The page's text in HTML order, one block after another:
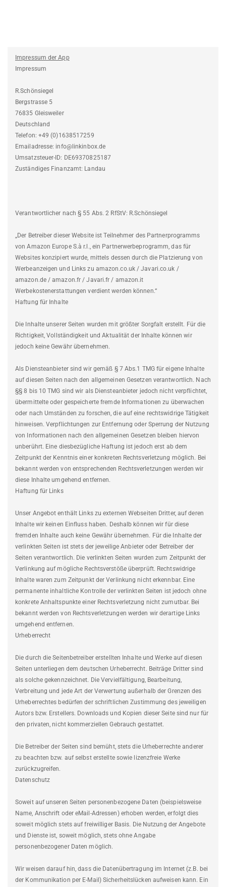
Impressum der App
Impressum
R.Schönsiegel
Bergstrasse 5
76835 Gleisweiler
Deutschland
Telefon: +49 (0)1638517259
Emailadresse: info@linkinbox.de
Umsatzsteuer-ID: DE69370825187
Zuständiges Finanzamt: Landau
Verantwortlicher nach § 55 Abs. 2 RfStV: R.Schönsiegel
„Der Betreiber dieser Website ist Teilnehmer des Partnerprogramms
von Amazon Europe S.à r.l., ein Partnerwerbeprogramm, das für
Websites konzipiert wurde, mittels dessen durch die Platzierung von
Werbeanzeigen und Links zu amazon.co.uk / Javari.co.uk /
amazon.de / amazon.fr / Javari.fr / amazon.it
Werbekostenerstattungen verdient werden können.“
Haftung für Inhalte
Die Inhalte unserer Seiten wurden mit größter Sorgfalt erstellt. Für die
Richtigkeit, Vollständigkeit und Aktualität der Inhalte können wir
jedoch keine Gewähr übernehmen.
Als Diensteanbieter sind wir gemäß § 7 Abs.1 TMG für eigene Inhalte
auf diesen Seiten nach den allgemeinen Gesetzen verantwortlich. Nach
§§ 8 bis 10 TMG sind wir als Diensteanbieter jedoch nicht verpflichtet,
übermittelte oder gespeicherte fremde Informationen zu überwachen
oder nach Umständen zu forschen, die auf eine rechtswidrige Tätigkeit
hinweisen. Verpflichtungen zur Entfernung oder Sperrung der Nutzung
von Informationen nach den allgemeinen Gesetzen bleiben hiervon
unberührt. Eine diesbezügliche Haftung ist jedoch erst ab dem
Zeitpunkt der Kenntnis einer konkreten Rechtsverletzung möglich. Bei
bekannt werden von entsprechenden Rechtsverletzungen werden wir
diese Inhalte umgehend entfernen.
Haftung für Links
Unser Angebot enthält Links zu externen Webseiten Dritter, auf deren
Inhalte wir keinen Einfluss haben. Deshalb können wir für diese
fremden Inhalte auch keine Gewähr übernehmen. Für die Inhalte der
verlinkten Seiten ist stets der jeweilige Anbieter oder Betreiber der
Seiten verantwortlich. Die verlinkten Seiten wurden zum Zeitpunkt der
Verlinkung auf mögliche Rechtsverstöße überprüft. Rechtswidrige
Inhalte waren zum Zeitpunkt der Verlinkung nicht erkennbar. Eine
permanente inhaltliche Kontrolle der verlinkten Seiten ist jedoch ohne
konkrete Anhaltspunkte einer Rechtsverletzung nicht zumutbar. Bei
bekannt werden von Rechtsverletzungen werden wir derartige Links
umgehend entfernen.
Urheberrecht
Die durch die Seitenbetreiber erstellten Inhalte und Werke auf diesen
Seiten unterliegen dem deutschen Urheberrecht. Beiträge Dritter sind
als solche gekennzeichnet. Die Vervielfältigung, Bearbeitung,
Verbreitung und jede Art der Verwertung außerhalb der Grenzen des
Urheberrechtes bedürfen der schriftlichen Zustimmung des jeweiligen
Autors bzw. Erstellers. Downloads und Kopien dieser Seite sind nur für
den privaten, nicht kommerziellen Gebrauch gestattet.
Die Betreiber der Seiten sind bemüht, stets die Urheberrechte anderer
zu beachten bzw. auf selbst erstellte sowie lizenzfreie Werke
zurückzugreifen.
Datenschutz
Soweit auf unseren Seiten personenbezogene Daten (beispielsweise
Name, Anschrift oder eMail-Adressen) erhoben werden, erfolgt dies
soweit möglich stets auf freiwilliger Basis. Die Nutzung der Angebote
und Dienste ist, soweit möglich, stets ohne Angabe
personenbezogener Daten möglich.
Wir weisen darauf hin, dass die Datenübertragung im Internet (z.B. bei
der Kommunikation per E-Mail) Sicherheitslücken aufweisen kann. Ein